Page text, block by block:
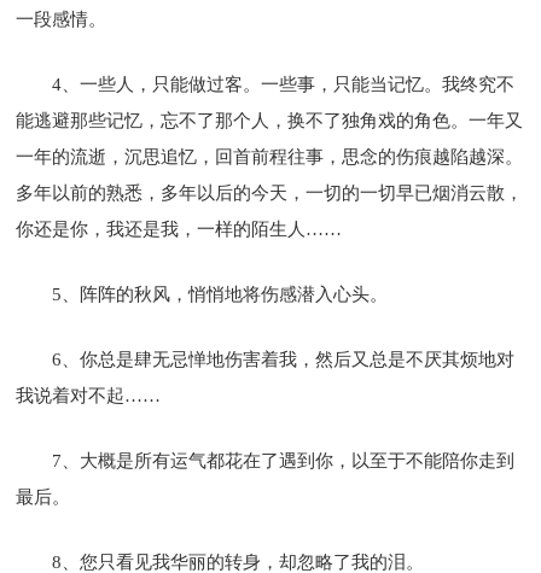
一段感情。
4、一些人，只能做过客。一些事，只能当记忆。我终究不
能逃避那些记忆，忘不了那个人，换不了独角戏的角色。一年又
一年的流逝，沉思追忆，回首前程往事，思念的伤痕越陷越深。
多年以前的熟悉，多年以后的今天，一切的一切早已烟消云散，
你还是你，我还是我，一样的陌生人……
5、阵阵的秋风，悄悄地将伤感潜入心头。
6、你总是肆无忌惮地伤害着我，然后又总是不厌其烦地对
我说着对不起……
7、大概是所有运气都花在了遇到你，以至于不能陪你走到
最后。
8、您只看见我华丽的转身，却忽略了我的泪。